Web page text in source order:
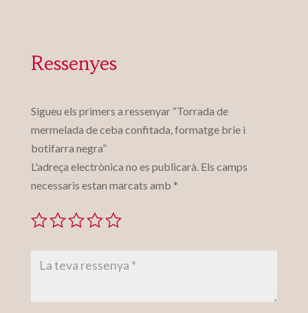
Ressenyes
Sigueu els primers a ressenyar “Torrada de
mermelada de ceba confitada, formatge brie i
botifarra negra”
L'adreça electrònica no es publicarà. Els camps
necessaris estan marcats amb *